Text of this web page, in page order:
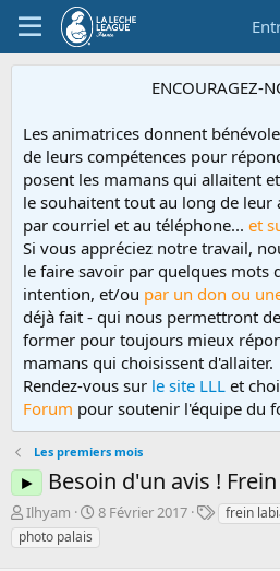
ENCOURAGEZ-
Les animatrices donnent
de leurs compétences pour
posent les mamans qui allaitent
le souhaitent tout au long de leur
par courriel et au téléphone... et
Si vous appréciez notre travail,
le faire savoir par quelques mots
intention, et/ou par un don ou
déjà fait - qui nous permettront
former pour toujours mieux
mamans qui choisissent d'allaiter.
Rendez-vous sur le site LLL et
Forum pour soutenir l'équipe du
Les premiers mois
► Besoin d'un avis !
D
é
m
Ilhyam
D
a
t
8 Février 2017
Tfrein
photo palais